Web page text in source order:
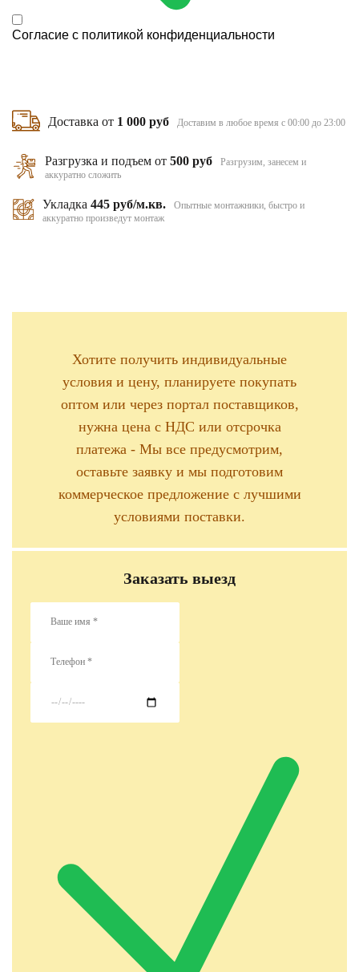
Согласие с политикой конфиденциальности
Доставка от 1 000 руб Доставим в любое время с 00:00 до 23:00
Разгрузка и подъем от500 руб
Разгрузим, занесем и
аккуратно сложить
Укладка 445 руб/м.кв.
Опытные монтажники, быстро и
аккуратно произведут монтаж
Хотите получить индивидуальные
условия и цену, планируете покупать
оптом или через портал поставщиков,
нужна цена с НДС или отсрочка
платежа - Мы все предусмотрим,
оставьте заявку и мы подготовим
коммерческое предложение с лучшими
условиями поставки.
Заказать выезд